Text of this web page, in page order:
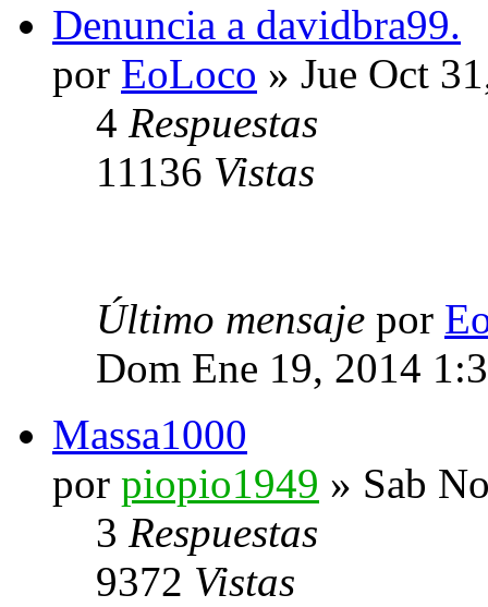
Denuncia a davidbra99.
por EoLoco » Jue Oct
4 Respuestas
11136 Vistas
Último mensaje por
Dom Ene 19, 2014
Massa1000
por piopio1949 » Sab
3 Respuestas
9372 Vistas